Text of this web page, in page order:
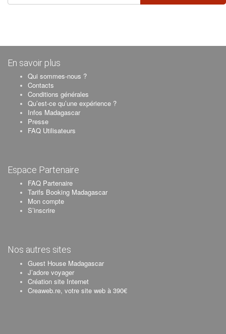
En savoir plus
Qui sommes-nous ?
Contacts
Conditions générales
Qu’est-ce qu’une expérience ?
Infos Madagascar
Presse
FAQ Utilisateurs
Espace Partenaire
FAQ Partenaire
Tarifs Booking Madagascar
Mon compte
S’inscrire
Nos autres sites
Guest House Madagascar
J’adore voyager
Création site Internet
Creaweb.re, votre site web à 390€